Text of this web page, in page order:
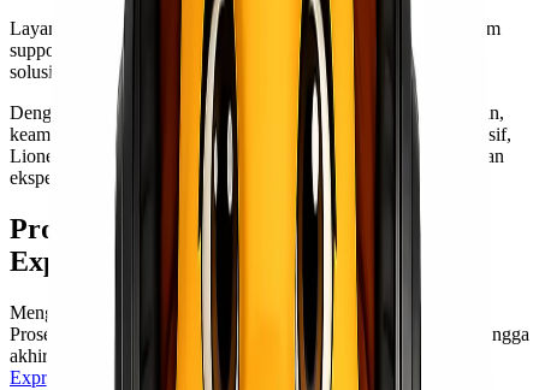
Layanan pelanggan di Lionel Express juga patut diapresiasi. Tim
support siap membantu menjawab pertanyaan dan memberikan
solusi jika terjadi masalah selama proses pengiriman.
Dengan kombinasi antara harga kompetitif, kecepatan pelayanan,
keamanan tinggi, serta dukungan customer service yang responsif,
Lionel Express memang layak dipertimbangkan untuk kebutuhan
ekspedisi cargo Anda dari Jakarta ke Serang.
Proses Kirim Barang dengan Lionel
Express
Mengirim barang dengan Lionel Express sangatlah mudah.
Prosesnya dirancang untuk kenyamanan pelanggan dari awal hingga
akhir. Pertama, Anda dapat mengunjungi situs website
Express
atau menghubungi layanan pelanggan.